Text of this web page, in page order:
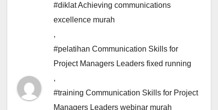
#diklat Achieving communications
excellence murah
,
#pelatihan Communication Skills for
Project Managers Leaders fixed running
,
#training Communication Skills for Project
Managers Leaders webinar murah